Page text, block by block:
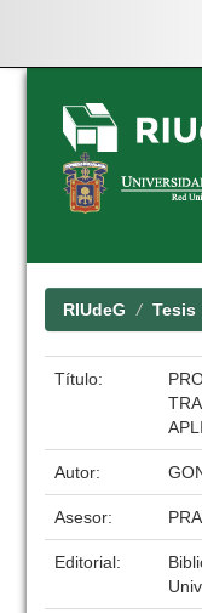
Skip
navigation
RIUdeG Tesis
Título:
Autor:
Asesor:
Editorial: